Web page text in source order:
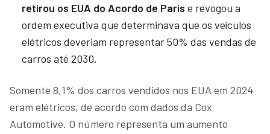
retirou os EUA do Acordo de Paris e revogou a
ordem executiva que determinava que os veículos
elétricos deveriam representar 50% das vendas de
carros até 2030.
Somente 8,1% dos carros vendidos nos EUA em 2024
eram elétricos, de acordo com dados da Cox
Automotive. O número representa um aumento